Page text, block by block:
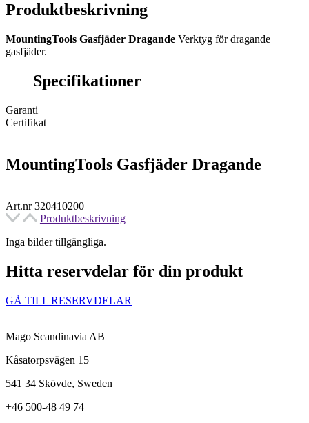
Produktbeskrivning
MountingTools Gasfjäder Dragande Verktyg för dragande
gasfjäder.
Specifikationer
Garanti
Certifikat
MountingTools Gasfjäder Dragande
Art.nr 320410200
Produktbeskrivning
Inga bilder tillgängliga.
Hitta reservdelar för din produkt​
GÅ TILL RESERVDELAR
Mago Scandinavia AB
Kåsatorpsvägen 15
541 34 Skövde, Sweden
+46 500-48 49 74